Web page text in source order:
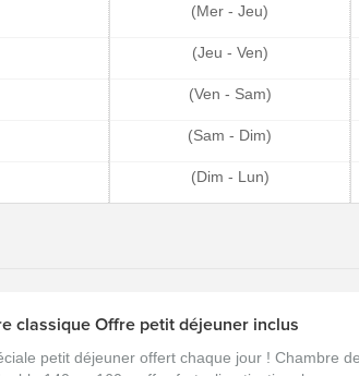
(Mer - Jeu)
(Jeu - Ven)
(Ven - Sam)
(Sam - Dim)
(Dim - Lun)
classique Offre petit déjeuner inclus
petit déjeuner offert chaque jour ! Chambre